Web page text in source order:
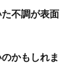
不調が表面
かもしれま